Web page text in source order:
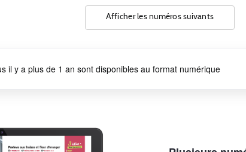
Afficher les numéros suivants
il y a plus de 1 an sont disponibles au format numérique